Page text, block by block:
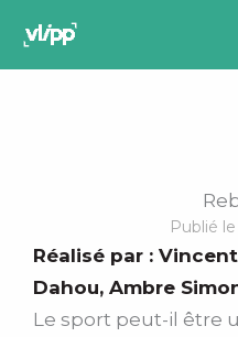
principal
Publié le
Réalisé par :
Dahou, Ambre
Le sport peut-il être